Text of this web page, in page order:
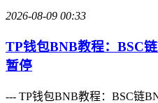
2026-08-09 00:33
TP钱包BNB教程：BSC
暂停
--- TP钱包BNB教程：BSC链